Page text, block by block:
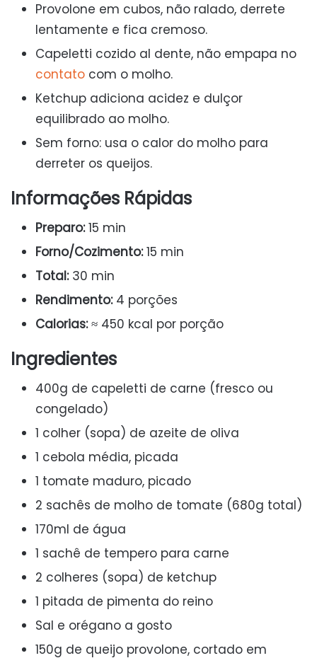
Provolone em cubos, não ralado, derrete
lentamente e fica cremoso.
Capeletti cozido al dente, não empapa no
contato com o molho.
Ketchup adiciona acidez e dulçor
equilibrado ao molho.
Sem forno: usa o calor do molho para
derreter os queijos.
Informações Rápidas
Preparo:15 min
Forno/Cozimento:15 min
Total:30 min
Rendimento:4 porções
Calorias:≈ 450 kcal por porção
Ingredientes
400g de capeletti de carne (fresco ou
congelado)
1 colher (sopa) de azeite de oliva
1 cebola média, picada
1 tomate maduro, picado
2 sachês de molho de tomate (680g total)
170ml de água
1 sachê de tempero para carne
2 colheres (sopa) de ketchup
1 pitada de pimenta do reino
Sal e orégano a gosto
150g de queijo provolone, cortado em